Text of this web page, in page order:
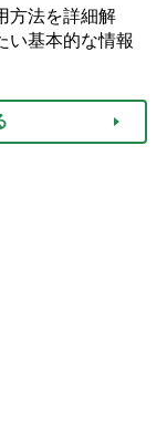
方法を詳細解
い基本的な情報